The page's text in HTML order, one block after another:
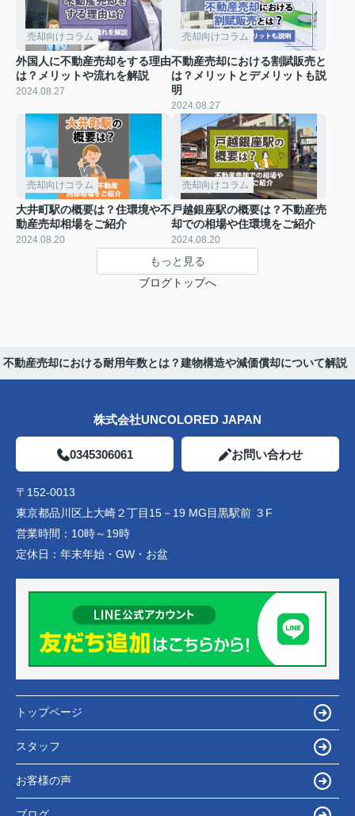
売却向けコラム
外国人に不動産売却をする理由
は？メリットや流れを解説
2024.08.27
売却向けコラム
不動産売却における割賦販売と
は？メリットとデメリットも説
明
2024.08.27
売却向けコラム
大井町駅の概要は？住環境や不
動産売却相場をご紹介
2024.08.20
売却向けコラム
戸越銀座駅の概要は？不動産売
却での相場や住環境をご紹介
2024.08.20
もっと見る
ブログトップへ
不動産売却における耐用年数とは？建物構造や減価償却について解説
株式会社UNCOLORED JAPAN
0345306061 お問い合わせ
〒152-0013
東京都品川区上大崎２丁目15－19 MG目黒駅前 ３F
営業時間： 10時～19時
定休日： 年末年始・GW・お盆
トップページ
スタッフ
お客様の声